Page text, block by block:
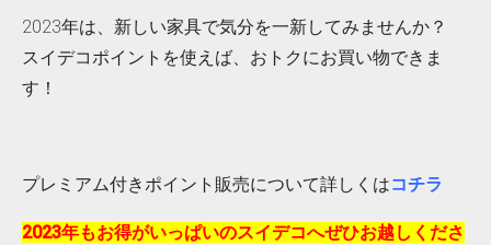
2023年は、新しい家具で気分を一新してみませんか？
スイデコポイントを使えば、おトクにお買い物できま
す！
プレミアム付きポイント販売について詳しくはコチラ
2023年もお得がいっぱいのスイデコへぜひお越しくださ